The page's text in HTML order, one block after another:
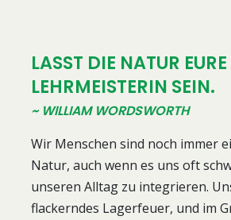
LASST DIE NATUR EURE
LEHRMEISTERIN SEIN.
~ WILLIAM WORDSWORTH
Wir Menschen sind noch immer
Natur, auch wenn es uns oft
unseren Alltag zu integrieren.
flackerndes Lagerfeuer, und im